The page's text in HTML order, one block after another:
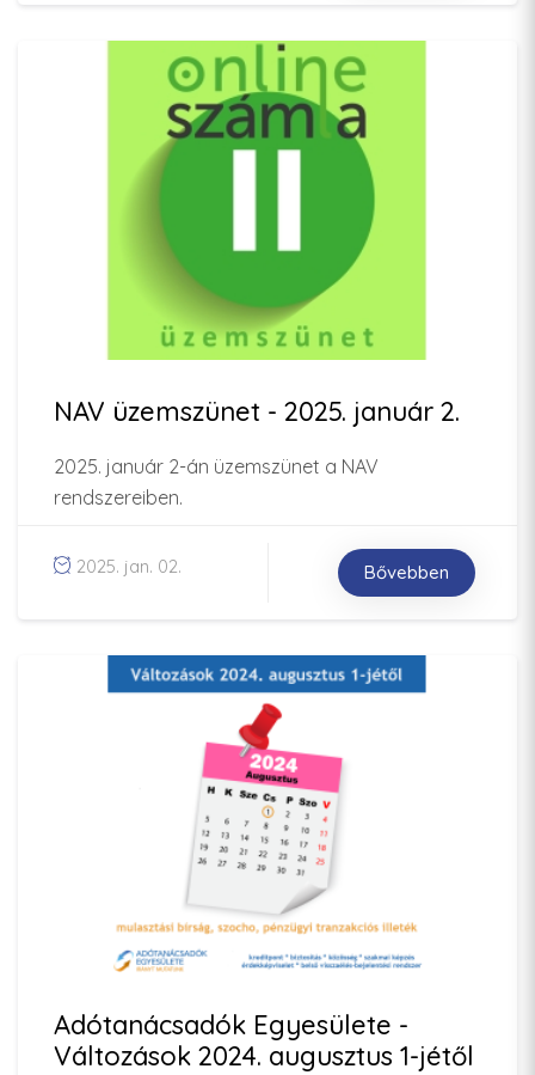
NAV üzemszünet - 2025. január 2.
2025. január 2-án üzemszünet a NAV
rendszereiben.
2025. jan. 02. Bővebben
Adótanácsadók Egyesülete -
Változások 2024. augusztus 1-jétől